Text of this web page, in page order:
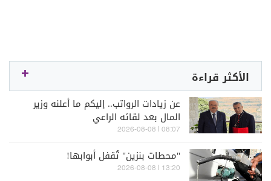
الأكثر قراءة
عن زيادات الرواتب.. إليكم ما أعلنه وزير
المال بعد لقائه الراعي
08:07 | 2026-08-08
"محطات بنزين" تُقفل أبوابها!
13:20 | 2026-08-08